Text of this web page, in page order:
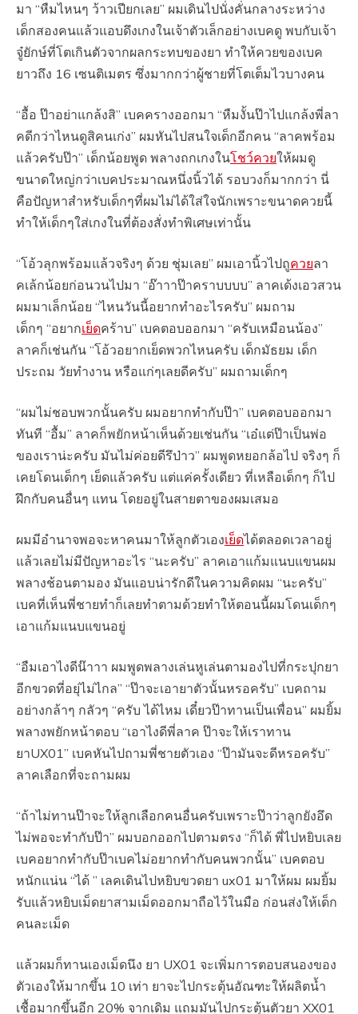
มา “หืมไหนๆ ว้าวเปียกเลย” ผมเดินไปนั่งคั่นกลางระหว่าง
เด็กสองคนแล้วแอบดึงเกงในเจ้าตัวเล็กอย่างเบคดู พบกับเจ้า
จู๋ยักษ์ที่โตเกินตัวจากผลกระทบของยา ทำให้ควยของเบค
ยาวถึง 16 เซนติเมตร ซึ่งมากกว่าผู้ชายที่โตเต็มไวบางคน
“อื้อ ป๊าอย่าแกล้งสิ” เบคครางออกมา “หืมงั้นป๊าไปแกล้งพี่ลา
คดีกว่าไหนดูสิคนเก่ง” ผมหันไปสนใจเด็กอีกคน “ลาคพร้อม
แล้วครับป๊า” เด็กน้อยพูด พลางถกเกงในโชว์ควยให้ผมดู
ขนาดใหญ่กว่าเบคประมาณหนึ่งนิ้วได้ รอบวงก็มากกว่า นี่
คือปัญหาสำหรับเด็กๆที่ผมไม่ได้ใส่ใจนักเพราะขนาดควยนี้
ทำให้เด็กๆใส่เกงในที่ต้องสั่งทำพิเศษเท่านั้น
“โอ้วลุกพร้อมแล้วจริงๆ ด้วย ชุ่มเลย” ผมเอานิ้วไปถูควยลา
คเล้กน้อยก่อนวนไปมา “อ๊าาาป๊าคราบบบบ” ลาคเด้งเอวสวน
ผมมาเล็กน้อย “ไหนวันนี้อยากทำอะไรครับ” ผมถาม
เด็กๆ “อยากเย็ดคร้าบ” เบคตอบออกมา “ครับเหมือนน้อง”
ลาคก็เช่นกัน “โอ้วอยากเย็ดพวกไหนครับ เด็กมัธยม เด็ก
ประถม วัยทำงาน หรือแก่ๆเลยดีครับ” ผมถามเด็กๆ
“ผมไม่ชอบพวกนั้นครับ ผมอยากทำกับป๊า” เบคตอบออกมา
ทันที “อื้ม” ลาคก็พยักหน้าเห็นด้วยเช่นกัน “เอ๋แต่ป๊าเป็นพ่อ
ของเราน่ะครับ มันไม่ค่อยดีรึป่าว” ผมพูดหยอกล้อไป จริงๆ ก็
เคยโดนเด็กๆ เย็ดแล้วครับ แต่แค่ครั้งเดียว ที่เหลือเด็กๆ ก็ไป
ฝึกกับคนอื่นๆ แทน โดยอยู่ในสายตาของผมเสมอ
ผมมีอำนาจพอจะหาคนมาให้ลูกตัวเองเย็ดได้ตลอดเวลาอยู่
แล้วเลยไม่มีปัญหาอะไร “นะครับ” ลาคเอาแก้มแนบแขนผม
พลางช้อนตามอง มันแอบน่ารักดีในความคิดผม “นะครับ”
เบคที่เห็นพี่ชายทำก็เลยทำตามด้วยทำให้ตอนนี้ผมโดนเด็กๆ
เอาแก้มแนบแขนอยู่
“อืมเอาไงดีน๊าาา ผมพูดพลางเล่นหูเล่นตามองไปที่กระปุกยา
อีกขวดที่อยุ่ไม่ไกล” “ป๊าจะเอายาตัวนั้นหรอครับ” เบคถาม
อย่างกล้าๆ กลัวๆ “ครับ ได้ไหม เดี๋ยวป๊าทานเป็นเพื่อน” ผมยิ้ม
พลางพยักหน้าตอบ “เอาไงดีพี่ลาค ป๊าจะให้เราทาน
ยาUX01” เบคหันไปถามพี่ชายตัวเอง “ป๊ามันจะดีหรอครับ”
ลาคเลือกที่จะถามผม
“ถ้าไม่ทานป๊าจะให้ลูกเลือกคนอื่นครับเพราะป๊าว่าลูกยังอึด
ไม่พอจะทำกับป๊า” ผมบอกออกไปตามตรง “ก็ได้ พี่ไปหยิบเลย
เบคอยากทำกับป๊าเบคไม่อยากทำกับคนพวกนั้น” เบคตอบ
หนักแน่น “ได้ ” เลคเดินไปหยิบขวดยา ux01 มาให้ผม ผมยิ้ม
รับแล้วหยิบเม็ดยาสามเม็ดออกมาถือไว้ในมือ ก่อนส่งให้เด็ก
คนละเม็ด
แล้วผมก็ทานเองเม็ดนึง ยา UX01 จะเพิ่มการตอบสนองของ
ตัวเองให้มากขึ้น 10 เท่า ยาจะไปกระตุ้นอัณฑะให้ผลิตน้ำ
เชื้อมากขึ้นอีก 20% จากเดิม แถมมันไปกระตุ้นตัวยา XX01